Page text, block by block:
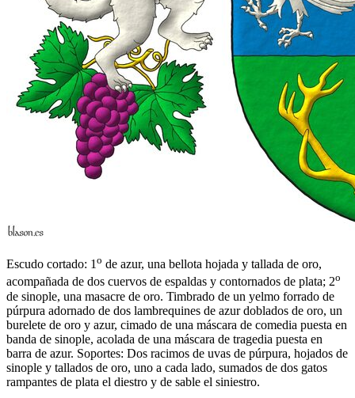
Escudo cortado: 1o de azur, una bellota hojada y tallada de oro,
acompañada de dos cuervos de espaldas y contornados de plata; 2o
de sinople, una masacre de oro. Timbrado de un yelmo forrado de
púrpura adornado de dos lambrequines de azur doblados de oro, un
burelete de oro y azur, cimado de una máscara de comedia puesta en
banda de sinople, acolada de una máscara de tragedia puesta en
barra de azur. Soportes: Dos racimos de uvas de púrpura, hojados de
sinople y tallados de oro, uno a cada lado, sumados de dos gatos
rampantes de plata el diestro y de sable el siniestro.